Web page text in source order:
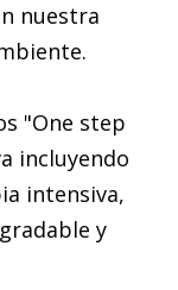
nuestra
"One step
incluyendo
intensiva,
y